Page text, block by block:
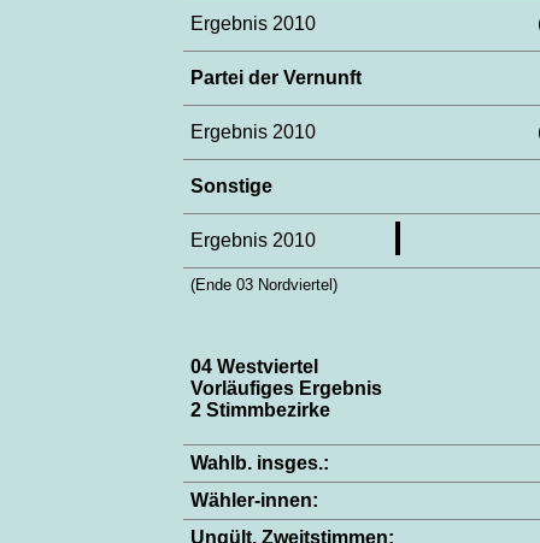
Ergebnis 2010
Partei der Vernunft
Ergebnis 2010
Sonstige
Ergebnis 2010
(Ende 03 Nordviertel)
04 Westviertel
Vorläufiges Ergebnis
2 Stimmbezirke
Wahlb. insges.:
Wähler-innen:
Ungült. Zweitstimmen: